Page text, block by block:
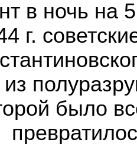
в ночь на
г.
из
было